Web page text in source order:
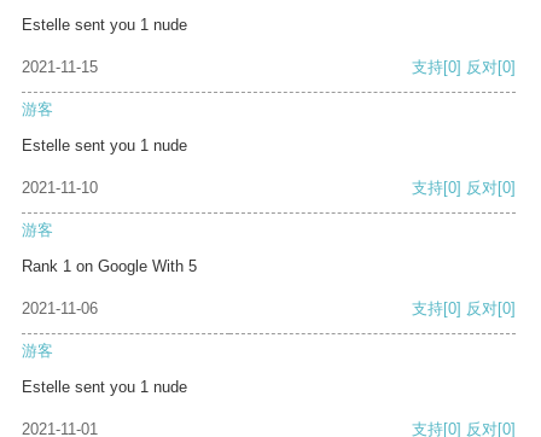
Estelle sent you 1 nude
2021-11-15 支持[0] 反对[0]
游客
Estelle sent you 1 nude
2021-11-10 支持[0] 反对[0]
游客
Rank 1 on Google With 5
2021-11-06 支持[0] 反对[0]
游客
Estelle sent you 1 nude
2021-11-01 支持[0] 反对[0]